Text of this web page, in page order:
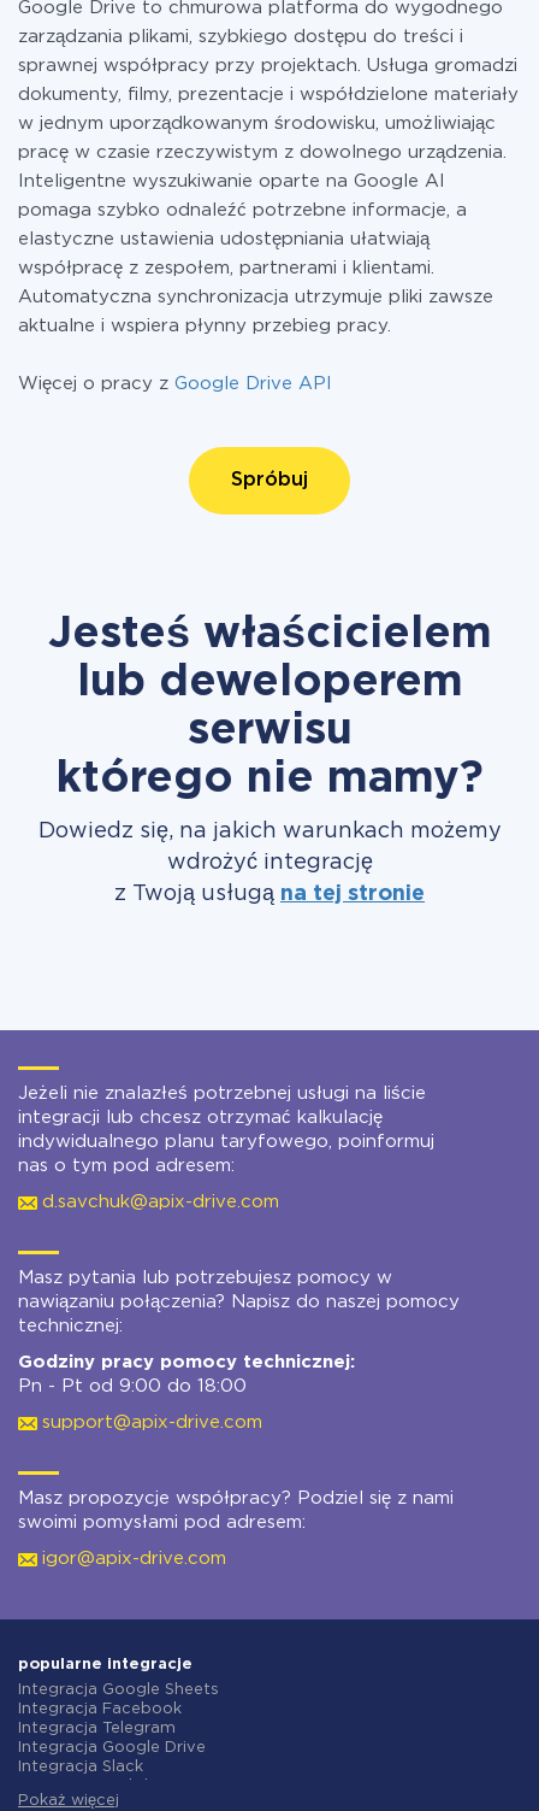
informacji o taryfach.
Google Drive to chmurowa platforma do wygodnego
zarządzania plikami, szybkiego dostępu do treści i
sprawnej współpracy przy projektach. Usługa gromadzi
dokumenty, filmy, prezentacje i współdzielone materiały
w jednym uporządkowanym środowisku, umożliwiając
pracę w czasie rzeczywistym z dowolnego urządzenia.
Inteligentne wyszukiwanie oparte na Google AI
pomaga szybko odnaleźć potrzebne informacje, a
elastyczne ustawienia udostępniania ułatwiają
współpracę z zespołem, partnerami i klientami.
Automatyczna synchronizacja utrzymuje pliki zawsze
aktualne i wspiera płynny przebieg pracy.
Więcej o pracy z Google Drive API
Spróbuj
Jesteś właścicielem
lub deweloperem
serwisu
którego nie mamy?
Dowiedz się, na jakich warunkach możemy
wdrożyć integrację
z Twoją usługą na tej stronie
Jeżeli nie znalazłeś potrzebnej usługi na liście
integracji lub chcesz otrzymać kalkulację
indywidualnego planu taryfowego, poinformuj
nas o tym pod adresem:
d.savchuk@apix-drive.com
Masz pytania lub potrzebujesz pomocy w
nawiązaniu połączenia? Napisz do naszej pomocy
technicznej:
Godziny pracy pomocy technicznej:
Pn - Pt od 9:00 do 18:00
support@apix-drive.com
Masz propozycje współpracy? Podziel się z nami
swoimi pomysłami pod adresem:
igor@apix-drive.com
popularne integracje
Integracja Google Sheets
Integracja Facebook
Integracja Telegram
Integracja Google Drive
Integracja Slack
Integracja Gmail
Pokaż więcej